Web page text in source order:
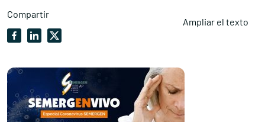
Compartir
Ampliar el texto